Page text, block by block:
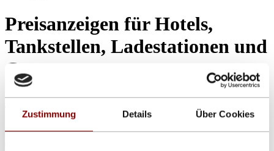
Zustimmung Details Über Cookies
Preisanzeigen für Hotels,
Tankstellen, Ladestationen und
Co.
Daylite liefert aktuell Preisanzeigen, beispielsweise für Hotels und
Tankstellen in allen gängigen Größen und Farben. Es werden alle
üblichen Protokolle unterstützt. Die Anzeigen können auf Wunsch
auch an Sonderprotokolle angepasst werden. Auch Bedienung über